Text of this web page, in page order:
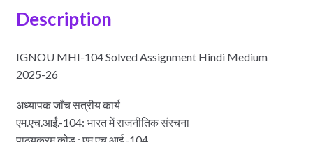
Description
IGNOU MHI-104 Solved Assignment Hindi Medium
2025-26
अध्यापक जाँच सत्रीय कार्य
एम.एच.आईं.-104: भारत में राजनीतिक संरचना